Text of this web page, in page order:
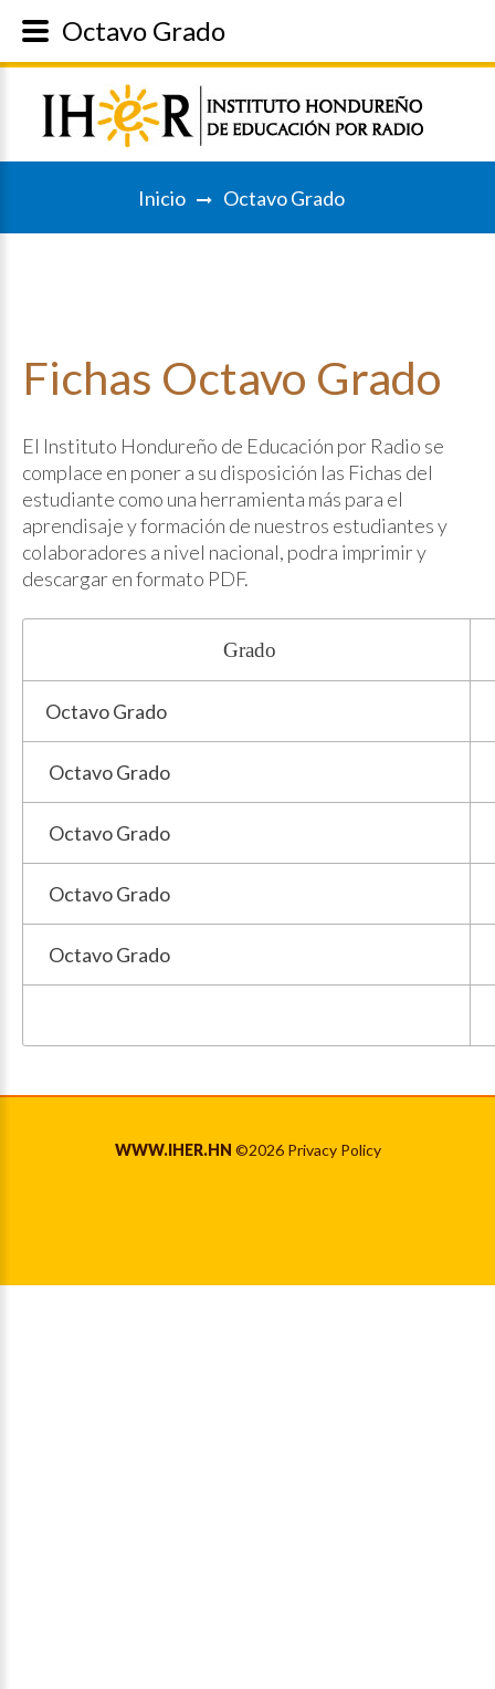
Inicio Octavo Grado
Fichas Octavo Grado
El Instituto Hondureño de Educación por Radio se
complace en poner a su disposición las Fichas del
estudiante como una herramienta más para el
aprendisaje y formación de nuestros estudiantes y
colaboradores a nivel nacional, podra imprimir y
descargar en formato PDF.
Grado
Octavo Grado
Octavo Grado
Octavo Grado
Octavo Grado
Octavo Grado
WWW.IHER.HN ©2026 Privacy Policy
Octavo Grado